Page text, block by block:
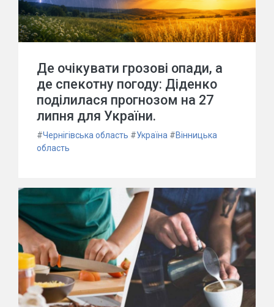
Де очікувати грозові опади, а
де спекотну погоду: Діденко
поділилася прогнозом на 27
липня для України.
#Чернігівська область #Україна #Вінницька
область